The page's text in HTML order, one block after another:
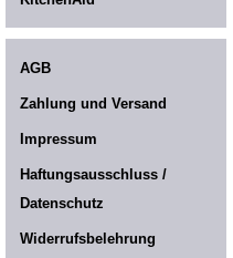
AGB
Zahlung und Versand
Impressum
Haftungsausschluss /
Datenschutz
Widerrufsbelehrung